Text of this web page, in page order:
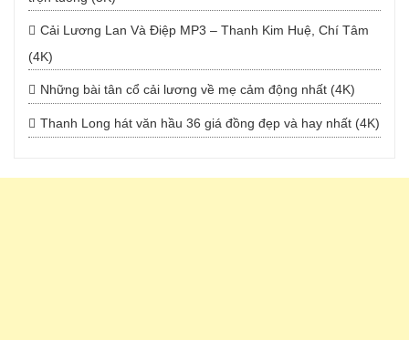
Cải Lương Lan Và Điệp MP3 – Thanh Kim Huệ, Chí Tâm
(4K)
Những bài tân cổ cải lương về mẹ cảm động nhất (4K)
Thanh Long hát văn hầu 36 giá đồng đẹp và hay nhất (4K)